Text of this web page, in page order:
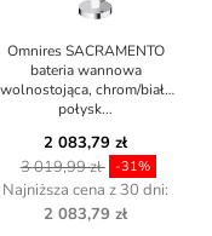
SACRAMENTO
bateria wannowa
chrom/biały
połysk...
2 083,79 zł
3 019,99 zł -31%
cena z 30 dni:
2 083,79 zł